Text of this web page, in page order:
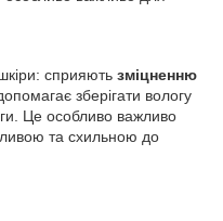
сприяють зміцненню
зберігати вологу
Це особливо важливо
та схильною до